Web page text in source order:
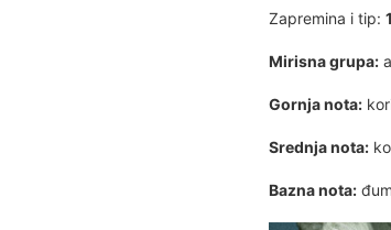
Zapremina i tip:
Mirisna grupa:
Gornja nota:
Srednja nota:
Bazna nota: